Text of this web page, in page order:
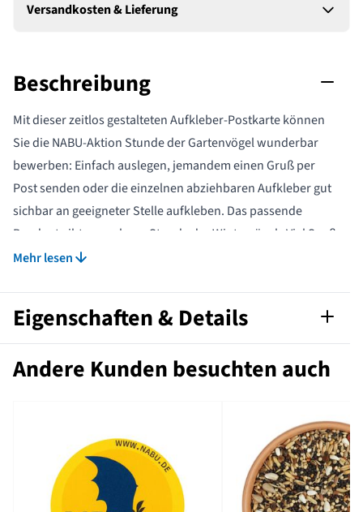
Versandkosten & Lieferung
Beschreibung
Mit dieser zeitlos gestalteten Aufkleber-Postkarte können
Sie die NABU-Aktion Stunde der Gartenvögel wunderbar
bewerben: Einfach auslegen, jemandem einen Gruß per
Post senden oder die einzelnen abziehbaren Aufkleber gut
sichbar an geeigneter Stelle aufkleben. Das passende
Pendant gibt es auch zur Stunde der Wintervögel . Viel Spaß
damit!
Mehr lesen
Eigenschaften & Details
Artikelnummer
558160115-D
Andere Kunden besuchten auch